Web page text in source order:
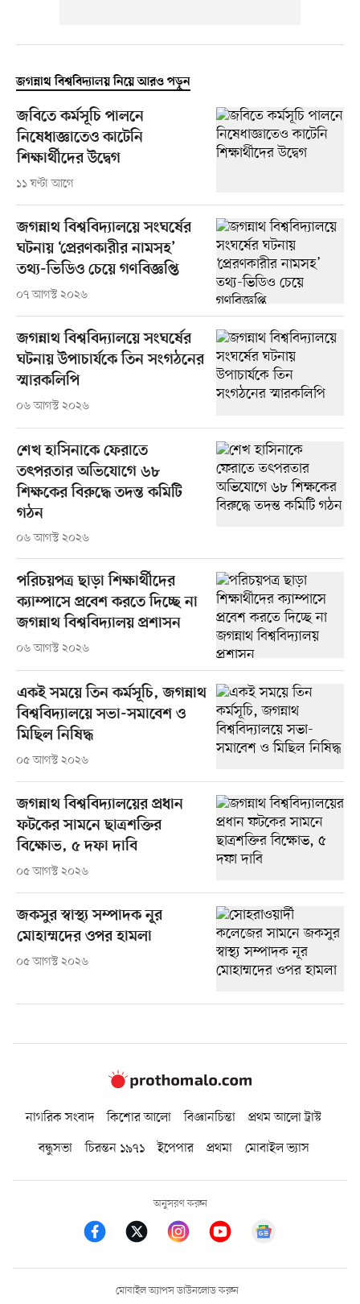
জগন্নাথ বিশ্ববিদ্যালয় নিয়ে আরও পড়ুন
জবিতে কর্মসূচি পালনে
নিষেধাজ্ঞাতেও কাটেনি
শিক্ষার্থীদের উদ্বেগ
১১ ঘণ্টা আগে
জগন্নাথ বিশ্ববিদ্যালয়ে সংঘর্ষের
ঘটনায় ‘প্রেরণকারীর নামসহ’
তথ্য-ভিডিও চেয়ে গণবিজ্ঞপ্তি
০৭ আগস্ট ২০২৬
জগন্নাথ বিশ্ববিদ্যালয়ে সংঘর্ষের
ঘটনায় উপাচার্যকে তিন সংগঠনের
স্মারকলিপি
০৬ আগস্ট ২০২৬
শেখ হাসিনাকে ফেরাতে
তৎপরতার অভিযোগে ৬৮
শিক্ষকের বিরুদ্ধে তদন্ত কমিটি
গঠন
০৬ আগস্ট ২০২৬
পরিচয়পত্র ছাড়া শিক্ষার্থীদের
ক্যাম্পাসে প্রবেশ করতে দিচ্ছে না
জগন্নাথ বিশ্ববিদ্যালয় প্রশাসন
০৬ আগস্ট ২০২৬
একই সময়ে তিন কর্মসূচি, জগন্নাথ
বিশ্ববিদ্যালয়ে সভা-সমাবেশ ও
মিছিল নিষিদ্ধ
০৫ আগস্ট ২০২৬
জগন্নাথ বিশ্ববিদ্যালয়ের প্রধান
ফটকের সামনে ছাত্রশক্তির
বিক্ষোভ, ৫ দফা দাবি
০৫ আগস্ট ২০২৬
জকসুর স্বাস্থ্য সম্পাদক নূর
মোহাম্মদের ওপর হামলা
০৫ আগস্ট ২০২৬
নাগরিক সংবাদ কিশোর আলো বিজ্ঞানচিন্তা
প্রথম আলো ট্রাস্ট
বন্ধুসভা
চিরন্তন ১৯৭১ ইপেপার প্রথমা মোবাইল ভ্যাস
অনুসরণ করুন
মোবাইল অ্যাপস ডাউনলোড করুন